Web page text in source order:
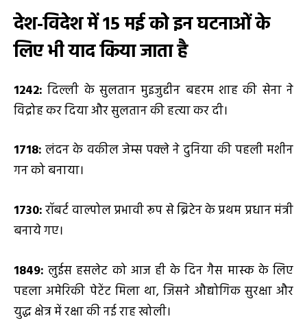
देश-विदेश में15 मई को इन घटनाओं के
लिए भी याद किया जाता है
1242: दिल्ली के सुलतान मुइजुद्दीन बहरम शाह की सेना ने
विद्रोह कर दिया और सुलतान की हत्या कर दी।
1718: लंदन के वकील जेम्स पक्ले ने दुनिया की पहली मशीन
गन को बनाया।
1730:रॉबर्ट वाल्पोल प्रभावी रूप से ब्रिटेन के प्रथम प्रधान मंत्री
बनाये गए।
1849: लुईस हसलेट को आज ही के दिन गैस मास्क के लिए
पहला अमेरिकी पेटेंट मिला था, जिसने औद्योगिक सुरक्षा और
युद्ध क्षेत्र में रक्षा की नई राह खोली।